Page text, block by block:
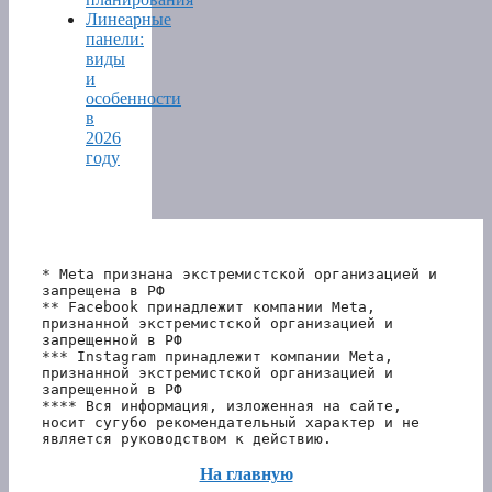
Линеарные
панели:
виды
и
особенности
в
2026
году
* Meta признана экстремистской организацией и
запрещена в РФ
** Facebook принадлежит компании Meta,
признанной экстремистской организацией и
запрещенной в РФ
*** Instagram принадлежит компании Meta,
признанной экстремистской организацией и
запрещенной в РФ
**** Вся информация, изложенная на сайте,
носит сугубо рекомендательный характер и не
является руководством к действию.
На главную